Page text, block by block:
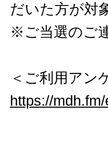
だいた方が対
※ご当選のご
＜ご利用アン
https://